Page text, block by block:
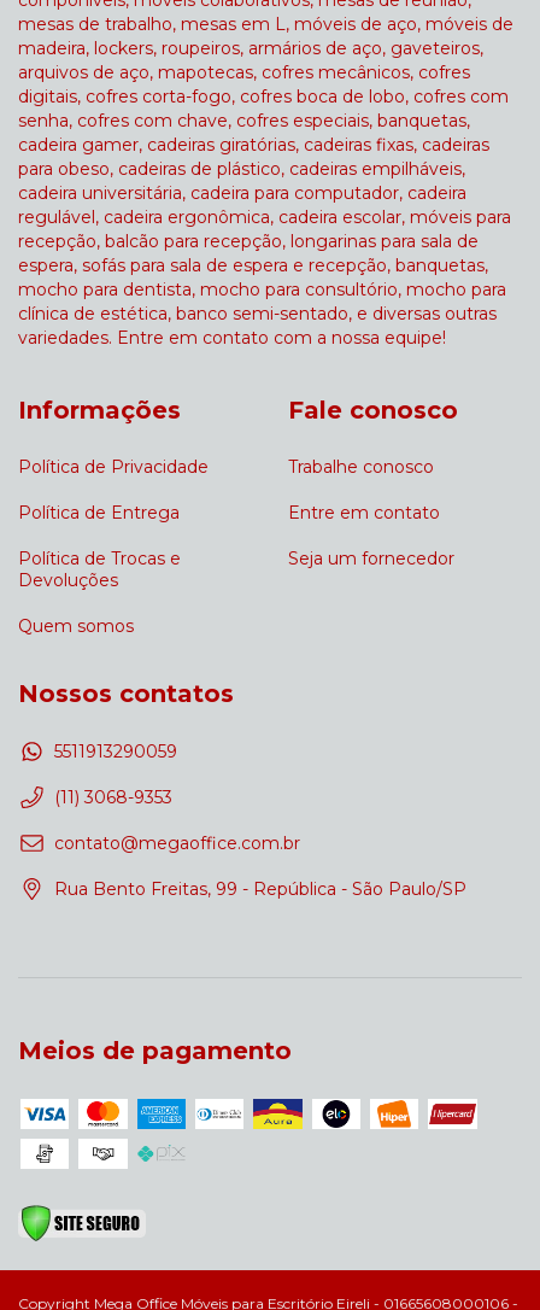
mesas de trabalho, mesas em L, móveis de aço, móveis de
madeira, lockers, roupeiros, armários de aço, gaveteiros,
arquivos de aço, mapotecas, cofres mecânicos, cofres
digitais, cofres corta-fogo, cofres boca de lobo, cofres com
senha, cofres com chave, cofres especiais, banquetas,
cadeira gamer, cadeiras giratórias, cadeiras fixas, cadeiras
para obeso, cadeiras de plástico, cadeiras empilháveis,
cadeira universitária, cadeira para computador, cadeira
regulável, cadeira ergonômica, cadeira escolar, móveis para
recepção, balcão para recepção, longarinas para sala de
espera, sofás para sala de espera e recepção, banquetas,
mocho para dentista, mocho para consultório, mocho para
clínica de estética, banco semi-sentado, e diversas outras
variedades. Entre em contato com a nossa equipe!
Informações
Política de Privacidade
Política de Entrega
Política de Trocas e
Devoluções
Quem somos
Fale conosco
Trabalhe conosco
Entre em contato
Seja um fornecedor
Nossos contatos
5511913290059
(11) 3068-9353
contato@megaoffice.com.br
Rua Bento Freitas, 99 - República - São Paulo/SP
Meios de pagamento
Copyright Mega Office Móveis para Escritório Eireli - 01665608000106 -